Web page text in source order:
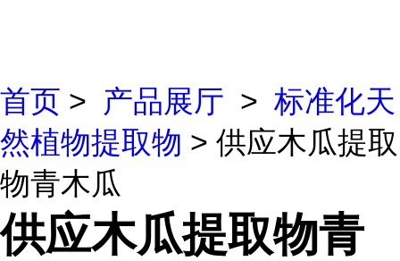
首页 > 产品展厅 > 标准化天
然植物提取物 > 供应木瓜提取
物青木瓜
供应木瓜提取物青